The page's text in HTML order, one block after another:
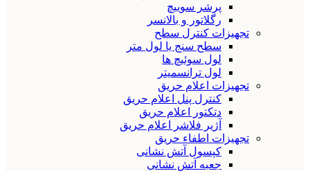
پرشر سوییچ
رگلاتور و بالانسر
تجهیزات کنترل سطح
سطح سنج یا لول متر
لول سوئیچ ها
لول ترانسمیتر
تجهیزات اعلام حریق
کنترل پنل اعلام حریق
دتکتور اعلام حریق
آژیر فلاشر اعلام حریق
تجهیزات اطفاء حریق
کپسول آتش نشانی
جعبه آتش نشانی